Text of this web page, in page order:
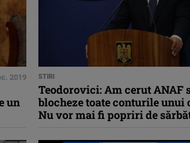
2019
un
STIRI
Teodorovici: Am cerut ANAF
blocheze toate conturile unui
Nu vor mai fi popriri de